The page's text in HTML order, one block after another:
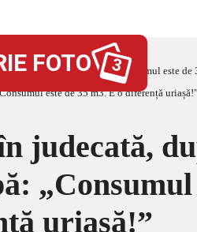
peste 600 m³ de apă: „Consumul este de
FOTO 3
judecată,
uriașă!”